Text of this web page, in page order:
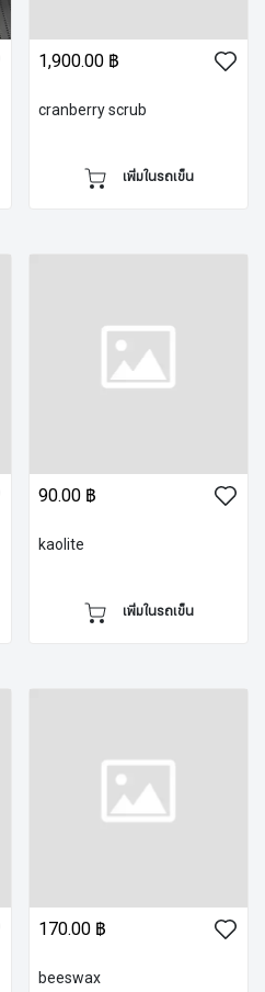
1,900.00 ฿
cranberry scrub
เพิ่มในรถเข็น
90.00 ฿
kaolite
เพิ่มในรถเข็น
170.00 ฿
beeswax